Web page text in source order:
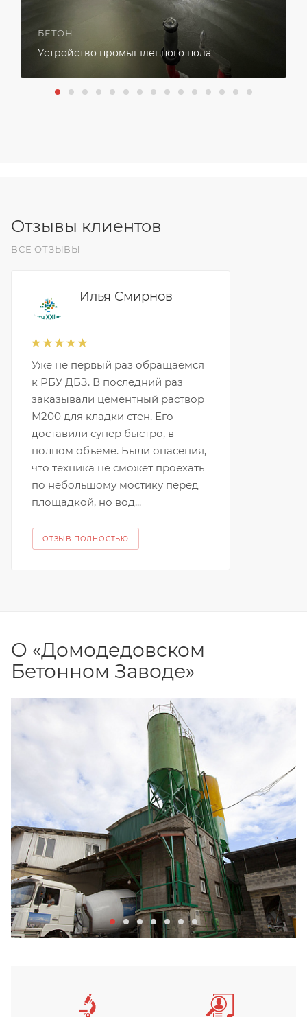
БЕТОН
Устройство промышленного пола
Отзывы клиентов
ВСЕ ОТЗЫВЫ
Илья Смирнов
Уже не первый раз обращаемся
к РБУ ДБЗ. В последний раз
заказывали цементный раствор
М200 для кладки стен. Его
доставили супер быстро, в
полном объеме. Были опасения,
что техника не сможет проехать
по небольшому мостику перед
площадкой, но вод...
ОТЗЫВ ПОЛНОСТЬЮ
О «Домодедовском
Бетонном Заводе»